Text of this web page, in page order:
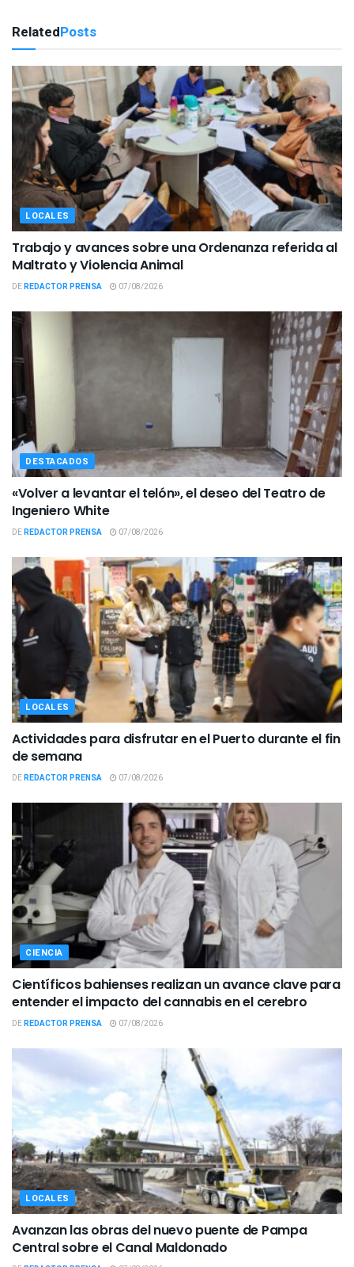
RelatedPosts
LOCALES
Trabajo y avances sobre una Ordenanza referida al
Maltrato y Violencia Animal
DEREDACTOR PRENSA 07/08/2026
DESTACADOS
«Volver a levantar el telón», el deseo del Teatro de
Ingeniero White
DEREDACTOR PRENSA 07/08/2026
LOCALES
Actividades para disfrutar en el Puerto durante el fin
de semana
DEREDACTOR PRENSA 07/08/2026
CIENCIA
Científicos bahienses realizan un avance clave para
entender el impacto del cannabis en el cerebro
DEREDACTOR PRENSA 07/08/2026
LOCALES
Avanzan las obras del nuevo puente de Pampa
Central sobre el Canal Maldonado